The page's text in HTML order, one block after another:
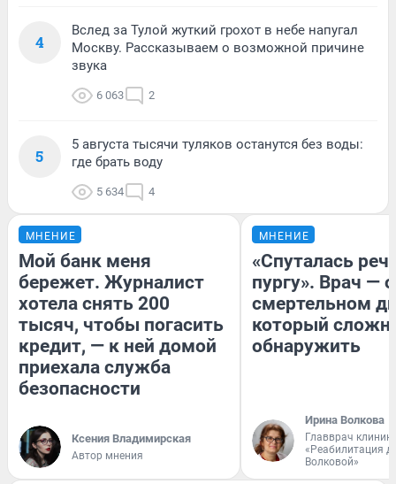
4
Вслед за Тулой жуткий грохот в небе напугал
Москву. Рассказываем о возможной причине
звука
6 063 2
5
5 августа тысячи туляков останутся без воды:
где брать воду
5 634 4
МНЕНИЕ
Мой банк меня
бережет. Журналист
хотела снять 200
тысяч, чтобы погасить
кредит, — к ней домой
приехала служба
безопасности
Ксения Владимирская
Автор мнения
МНЕНИЕ
«Спуталась
пургу». Врач — о
смертельном
который
обнаружить
Ирина Волкова
Главврач
«Реабилитация
Волковой»